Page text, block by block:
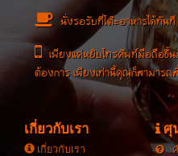
นั่งรอรับที่โต๊ะอาหารได้ทันที
เพียงแค่หยิบโทรศัพท์มือถือขึ้
ต้องการ เพียงเท่านี้คุณก็สามารถ
เกี่ยวกับเรา
เกี่ยวกับเรา
ศุ
ค